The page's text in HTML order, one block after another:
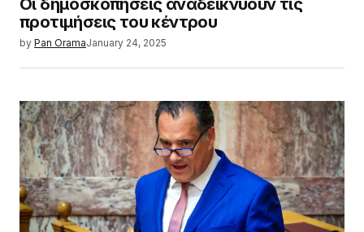
προτιμήσεις του κέντρου
by Pan OramaJanuary 24, 2025